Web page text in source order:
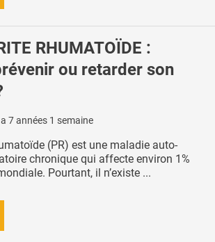
RHUMATOÏDE :
ou retarder son
7 années 1 semaine
(PR) est une maladie auto-
chronique qui affecte environ 1%
Pourtant, il n’existe ...